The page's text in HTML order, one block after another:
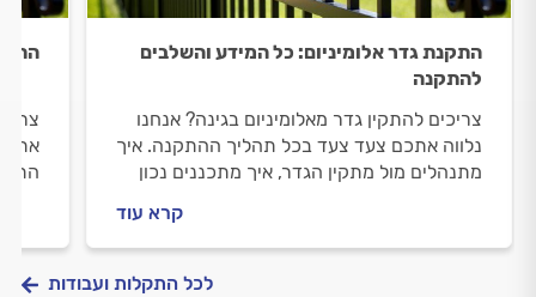
התקנת גדר אלומיניום: כל המידע והשלבים
להתקנה
צריכים להתקין גדר מאלומיניום בגינה? אנחנו
נלווה אתכם צעד צעד בכל תהליך ההתקנה. איך
מתנהלים מול מתקין הגדר, איך מתכננים נכון
קרא עוד
לכל התקלות ועבודות